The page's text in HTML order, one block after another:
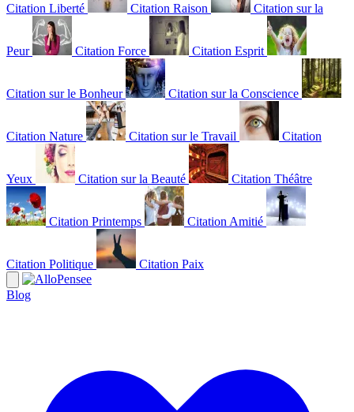
Citation Liberté Citation Raison Citation sur la
Peur Citation Force Citation Esprit
Citation sur le Bonheur Citation sur la Conscience
Citation Nature Citation sur le Travail Citation
Yeux Citation sur la Beauté Citation Théâtre
Citation Printemps Citation Amitié
Citation Politique Citation Paix
Blog